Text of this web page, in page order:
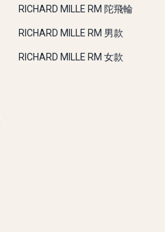
RICHARD MILLE RM 陀飛輪
RICHARD MILLE RM 男款
RICHARD MILLE RM 女款